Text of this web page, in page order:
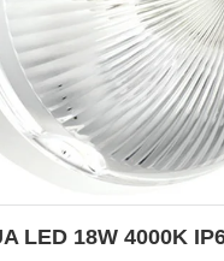
LED 18W 4000K